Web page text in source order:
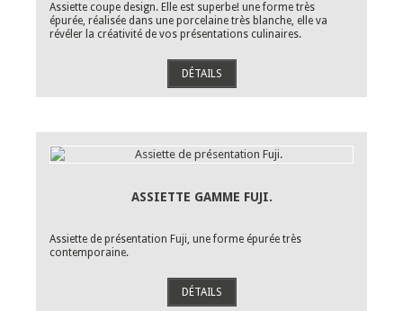
Assiette coupe design. Elle est superbe! une forme très
épurée, réalisée dans une porcelaine très blanche, elle va
révéler la créativité de vos présentations culinaires.
DÉTAILS
ASSIETTE GAMME FUJI.
Assiette de présentation Fuji, une forme épurée très
contemporaine.
DÉTAILS